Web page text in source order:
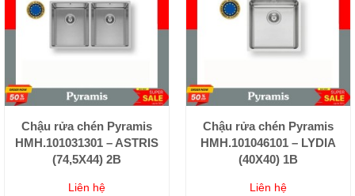
Chậu rửa chén Pyramis
HMH.101031301 – ASTRIS
(74,5X44) 2B
Liên hệ
Chậu rửa chén Pyramis
HMH.101046101 – LYDIA
(40X40) 1B
Liên hệ